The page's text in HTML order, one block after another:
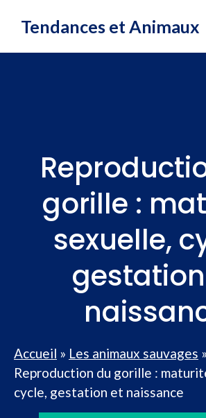
Tendances et Animaux
gorille :
sexuelle,
Accueil » Les animaux sauvages »
Reproduction du gorille :
cycle, gestation et naissance